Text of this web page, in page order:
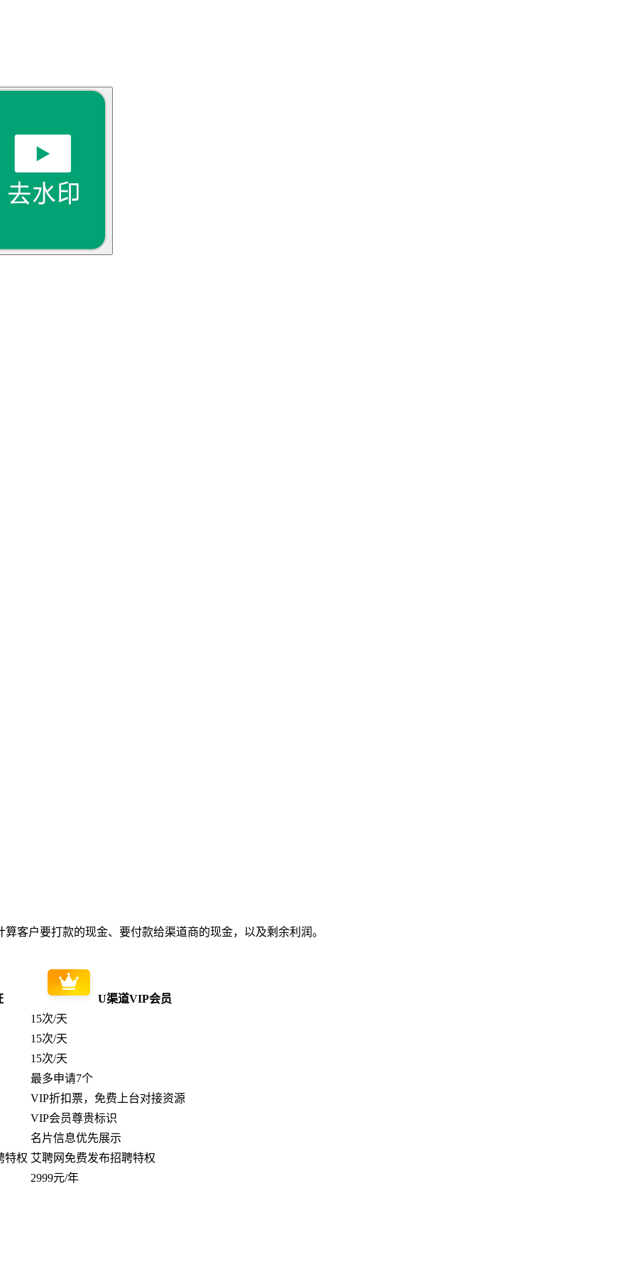
客户要打款的现金、要付款给渠道商的现金，以及剩余利润。
U渠道VIP会员
15次/天
15次/天
15次/天
最多申请7个
VIP折扣票，免费上台对接资源
VIP会员尊贵标识
名片信息优先展示
特权 艾聘网免费发布招聘特权
2999元/年